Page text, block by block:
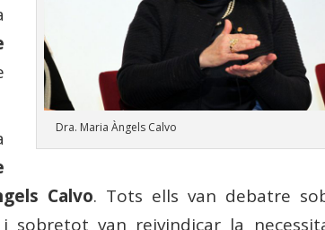
Dra. Maria Àngels Calvo
Calvo. Tots ells van debatre
sobretot van reivindicar la